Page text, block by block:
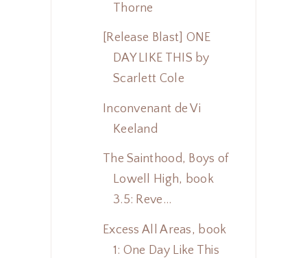
Thorne
[Release Blast] ONE
DAY LIKE THIS by
Scarlett Cole
Inconvenant de Vi
Keeland
The Sainthood, Boys of
Lowell High, book
3.5: Reve...
Excess All Areas, book
1: One Day Like This